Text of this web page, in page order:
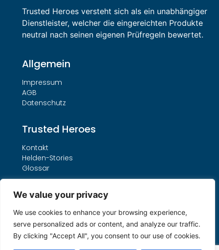
We value your privacy
We use cookies to enhance your browsing experience,
serve personalized ads or content, and analyze our traffic.
By clicking "Accept All", you consent to our use of cookies.
Trusted Heroes versteht sich als ein unabhängiger
Dienstleister, welcher die eingereichten Produkte
neutral nach seinen eigenen Prüfregeln bewertet.
Allgemein
Impressum
AGB
Datenschutz
Trusted Heroes
Kontakt
Helden-Stories
Glossar
Leistungen
Unser THO-Verfahren
Buchungsformular
Suche nach Lizenznummer
Mein Konto